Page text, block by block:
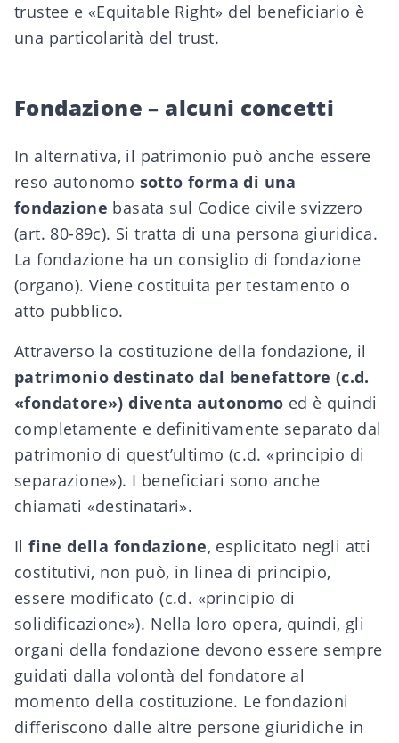
trustee e «Equitable Right» del beneficiario è
una particolarità del trust.
Fondazione – alcuni concetti
In alternativa, il patrimonio può anche essere
reso autonomo sotto forma di una
fondazione basata sul Codice civile svizzero
(art. 80-89c). Si tratta di una persona giuridica.
La fondazione ha un consiglio di fondazione
(organo). Viene costituita per testamento o
atto pubblico.
Attraverso la costituzione della fondazione, il
patrimonio destinato dal benefattore (c.d.
«fondatore») diventa autonomo ed è quindi
completamente e definitivamente separato dal
patrimonio di quest’ultimo (c.d. «principio di
separazione»). I beneficiari sono anche
chiamati «destinatari».
Ilfine della fondazione, esplicitato negli atti
costitutivi, non può, in linea di principio,
essere modificato (c.d. «principio di
solidificazione»). Nella loro opera, quindi, gli
organi della fondazione devono essere sempre
guidati dalla volontà del fondatore al
momento della costituzione. Le fondazioni
differiscono dalle altre persone giuridiche in